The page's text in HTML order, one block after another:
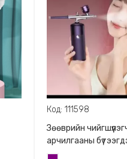
Код: 111598
Зөөврийн
арчилгааны
найрлагын 95%-ийг